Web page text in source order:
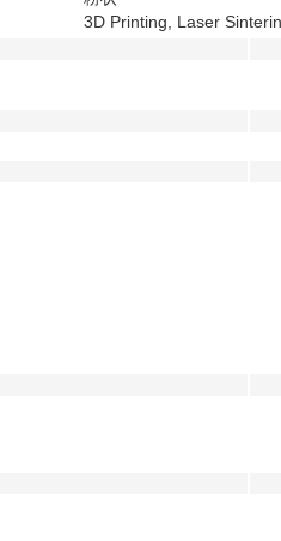
3D Printing, Laser